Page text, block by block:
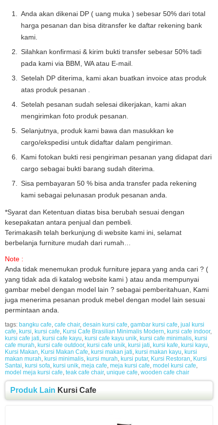
Anda akan dikenai DP ( uang muka ) sebesar 50% dari total
harga pesanan dan bisa ditransfer ke daftar rekening bank
kami.
Silahkan konfirmasi & kirim bukti transfer sebesar 50% tadi
pada kami via BBM, WA atau E-mail.
Setelah DP diterima, kami akan buatkan invoice atas produk
atas produk pesanan .
Setelah pesanan sudah selesai dikerjakan, kami akan
mengirimkan foto produk pesanan.
Selanjutnya, produk kami bawa dan masukkan ke
cargo/ekspedisi untuk didaftar dalam pengiriman.
Kami fotokan bukti resi pengiriman pesanan yang didapat dari
cargo sebagai bukti barang sudah diterima.
Sisa pembayaran 50 % bisa anda transfer pada rekening
kami sebagai pelunasan produk pesanan anda.
*Syarat dan Ketentuan diatas bisa berubah sesuai dengan
kesepakatan antara penjual dan pembeli.
Terimakasih telah berkunjung di website kami ini, selamat
berbelanja furniture mudah dari rumah…
Note :
Anda tidak menemukan produk furniture jepara yang anda cari ? (
yang tidak ada di katalog website kami ) atau anda mempunyai
gambar mebel dengan model lain ? sebagai pemberitahuan, Kami
juga menerima pesanan produk mebel dengan model lain sesuai
permintaan anda.
tags: bangku cafe, cafe chair, desain kursi cafe, gambar kursi cafe, jual kursi
cafe, kursi, kursi cafe, Kursi Cafe Brasilian Minimalis Modern, kursi cafe indoor,
kursi cafe jati, kursi cafe kayu, kursi cafe kayu unik, kursi cafe minimalis, kursi
cafe murah, kursi cafe outdoor, kursi cafe unik, kursi jati, kursi kafe, kursi kayu,
Kursi Makan, Kursi Makan Cafe, kursi makan jati, kursi makan kayu, kursi
makan murah, kursi minimalis, kursi murah, kursi putar, Kursi Restoran, Kursi
Santai, kursi sofa, kursi unik, meja cafe, meja kursi cafe, model kursi cafe,
model meja kursi cafe, teak cafe chair, unique cafe, wooden cafe chair
Produk Lain Kursi Cafe